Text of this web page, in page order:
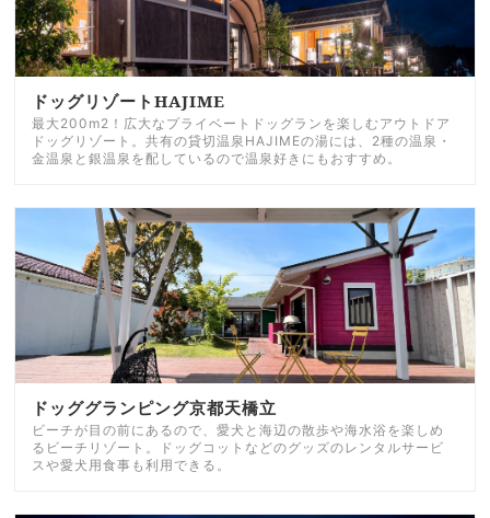
ドッグリゾートHAJIME
最大200m2！広大なプライベートドッグランを楽しむアウトドア
ドッグリゾート。共有の貸切温泉HAJIMEの湯には、2種の温泉・
金温泉と銀温泉を配しているので温泉好きにもおすすめ。
ドッググランピング京都天橋立
ビーチが目の前にあるので、愛犬と海辺の散歩や海水浴を楽しめ
るビーチリゾート。ドッグコットなどのグッズのレンタルサービ
スや愛犬用食事も利用できる。